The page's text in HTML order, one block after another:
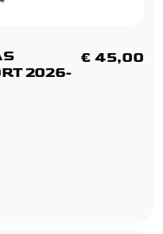
2026-
€ 45,00